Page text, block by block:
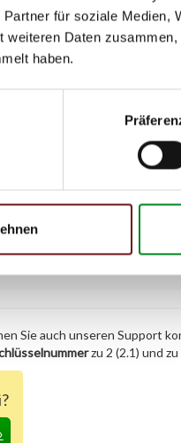
für soziale Medien,
weiteren Daten
haben.
Sie auch unseren Support
zu 2 (2.1) und